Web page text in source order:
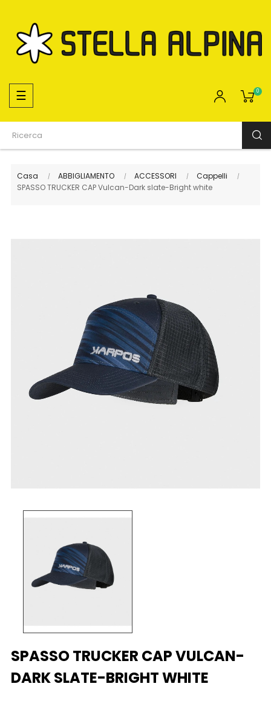
navigazione
Toggle
☰ 0
Casa ABBIGLIAMENTO ACCESSORI
Cappelli
SPASSO TRUCKER CAP Vulcan-Dark slate-Bright white
SPASSO TRUCKER CAP VULCAN-
DARK SLATE-BRIGHT WHITE